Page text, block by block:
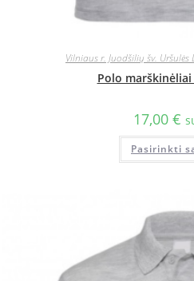
Vilniaus r. Juodšilių šv.
Polo
17,00 €
Pasirinkti